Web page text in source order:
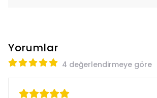
Yorumlar
4 değerlendirmeye göre